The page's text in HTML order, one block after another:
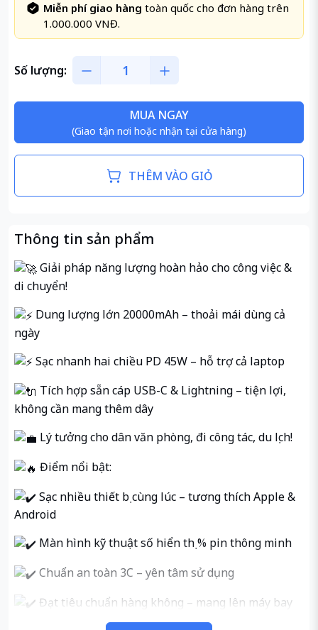
Miễn phí giao hàng toàn quốc cho đơn hàng trên
1.000.000 VNĐ.
Số lượng:
MUA NGAY
(Giao tận nơi hoặc nhận tại cửa hàng)
THÊM VÀO GIỎ
Thông tin sản phẩm
Giải pháp năng lượng hoàn hảo cho công việc &
di chuyển!
Dung lượng lớn 20000mAh – thoải mái dùng cả
ngày
Sạc nhanh hai chiều PD 45W – hỗ trợ cả laptop
Tích hợp sẵn cáp USB-C & Lightning – tiện lợi,
không cần mang thêm dây
Lý tưởng cho dân văn phòng, đi công tác, du lịch!
Điểm nổi bật:
Sạc nhiều thiết bị cùng lúc – tương thích Apple &
Android
Màn hình kỹ thuật số hiển thị % pin thông minh
Chuẩn an toàn 3C – yên tâm sử dụng
Đạt tiêu chuẩn hàng không – mang lên máy bay